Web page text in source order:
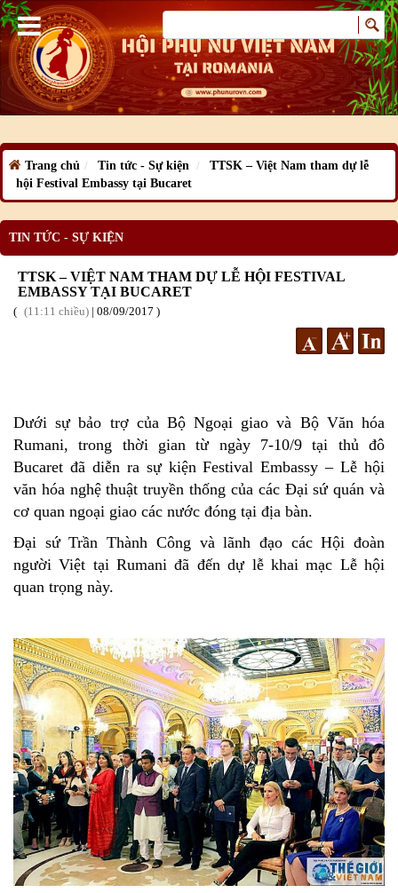
Trang chủ Tin tức - Sự kiện
TTSK – Việt Nam tham dự lễ
hội Festival Embassy tại Bucaret
TIN TỨC - SỰ KIỆN
TTSK – VIỆT NAM THAM DỰ LỄ HỘI FESTIVAL
EMBASSY TẠI BUCARET
11:11 chiều | 08/09/2017
Dưới sự bảo trợ của Bộ Ngoại giao và Bộ Văn hóa
Rumani, trong thời gian từ ngày 7-10/9 tại thủ đô
Bucaret đã diễn ra sự kiện Festival Embassy – Lễ hội
văn hóa nghệ thuật truyền thống của các Đại sứ quán và
cơ quan ngoại giao các nước đóng tại địa bàn.
Đại sứ Trần Thành Công và lãnh đạo các Hội đoàn
người Việt tại Rumani đã đến dự lễ khai mạc Lễ hội
quan trọng này.